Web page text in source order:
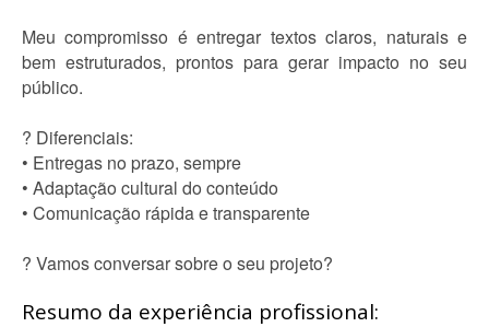
Meu compromisso é entregar textos claros, naturais e
bem estruturados, prontos para gerar impacto no seu
público.
? Diferenciais:
• Entregas no prazo, sempre
• Adaptação cultural do conteúdo
• Comunicação rápida e transparente
? Vamos conversar sobre o seu projeto?
Resumo da experiência profissional: